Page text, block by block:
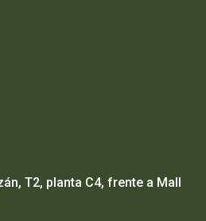
T2, planta C4, frente a Mall